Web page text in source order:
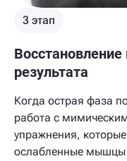
3 этап
результата
Когда острая фаза
работа с
упражнения,
ослабленные мышцы